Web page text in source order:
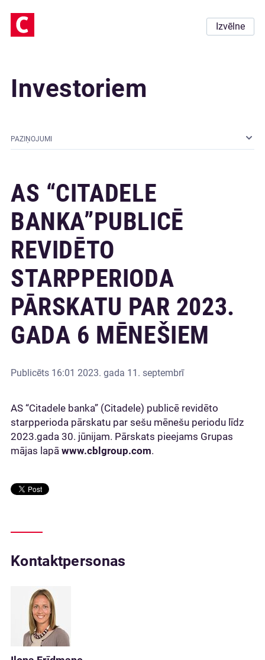
Izvēlne
Investoriem
PAZIŅOJUMI
AS “CITADELE
BANKA”PUBLICĒ
REVIDĒTO
STARPPERIODA
PĀRSKATU PAR 2023.
GADA 6 MĒNEŠIEM
Publicēts 16:01 2023. gada 11. septembrī
AS “Citadele banka” (Citadele) publicē revidēto
starpperioda pārskatu par sešu mēnešu periodu līdz
2023.gada 30. jūnijam. Pārskats pieejams Grupas
mājas lapā www.cblgroup.com.
Kontaktpersonas